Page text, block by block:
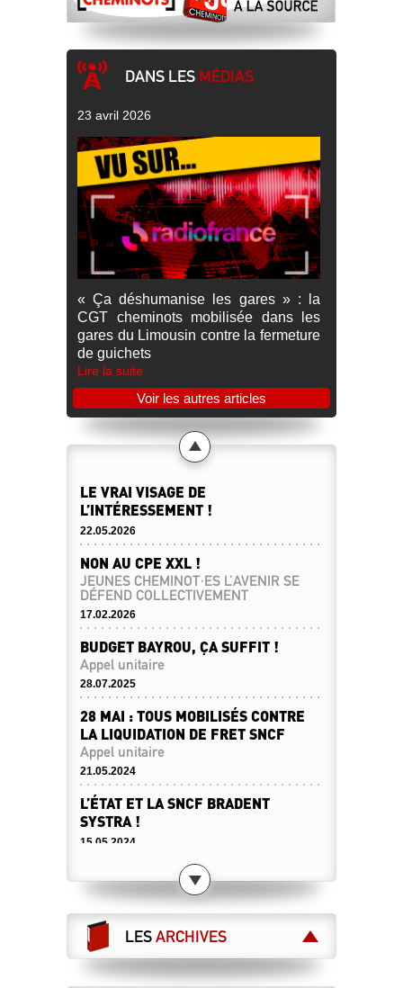
DANS LES MÉDIAS
23 avril 2026
« Ça déshumanise les gares » : la
CGT cheminots mobilisée dans les
gares du Limousin contre la fermeture
de guichets
Lire la suite
Voir les autres articles
LE VRAI VISAGE DE
L’INTÉRESSEMENT !
22.05.2026
NON AU CPE XXL !
JEUNES CHEMINOT·ES L’AVENIR SE
DÉFEND COLLECTIVEMENT
17.02.2026
BUDGET BAYROU, ÇA SUFFIT !
Appel unitaire
28.07.2025
28 MAI : TOUS MOBILISÉS CONTRE
LA LIQUIDATION DE FRET SNCF
Appel unitaire
21.05.2024
L’ÉTAT ET LA SNCF BRADENT
SYSTRA !
15.05.2024
LES CHEMINOT·ES RETRAITÉ·ES
SONT APPELÉS À DIRE STOP À LA
LIBÉRALISATION DES CHEMINS DE
FER !
Le 28 mai, toutes et tous à Paris !
LESARCHIVES